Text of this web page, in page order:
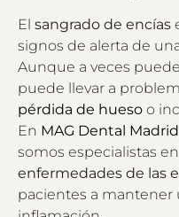
El sangrado de encías
signos de alerta de
Aunque a veces
puede llevar a
pérdida de hueso o
En MAG Dental Madrid
somos especialistas
enfermedades de las
pacientes a mantener